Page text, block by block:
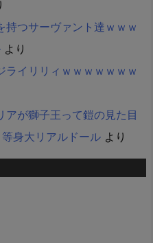
持つサーヴァント達ｗｗｗ
より
ライリリィｗｗｗｗｗｗｗ
アが獅子王って鎧の見た目
等身大リアルドール より